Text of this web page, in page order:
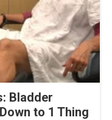
Bladder
to 1 Thing